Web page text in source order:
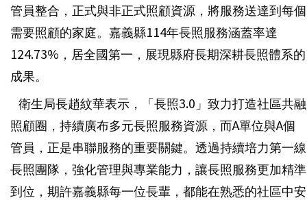
管員整合，正式與非正式照顧資源，將服務送達到每個
需要照顧的家庭。嘉義縣114年長照服務涵蓋率達
124.73%，居全國第一，展現縣府長期深耕長照體系的
成果。
衛生局長趙紋華表示，「長照3.0」致力打造社區共融
照顧圈，持續廣布多元長照服務資源，而A單位與A個
管員，正是串聯服務的重要關鍵。透過持續培力第一線
長照團隊，強化管理與專業能力，讓長照服務更加精準
到位，期許嘉義縣每一位長輩，都能在熟悉的社區中安